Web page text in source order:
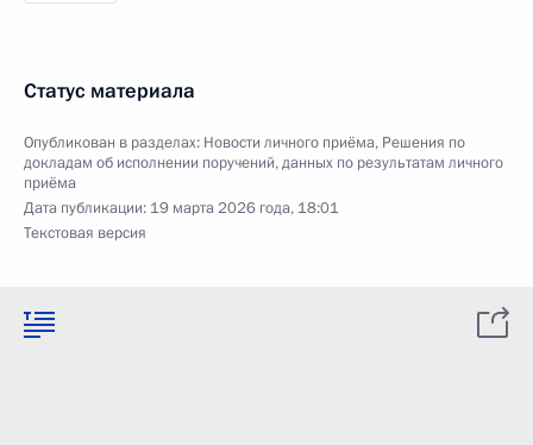
Статус материала
Опубликован в разделах: Новости личного приёма, Решения по
докладам об исполнении поручений, данных по результатам личного
приёма
Дата публикации: 19 марта 2026 года, 18:01
Текстовая версия